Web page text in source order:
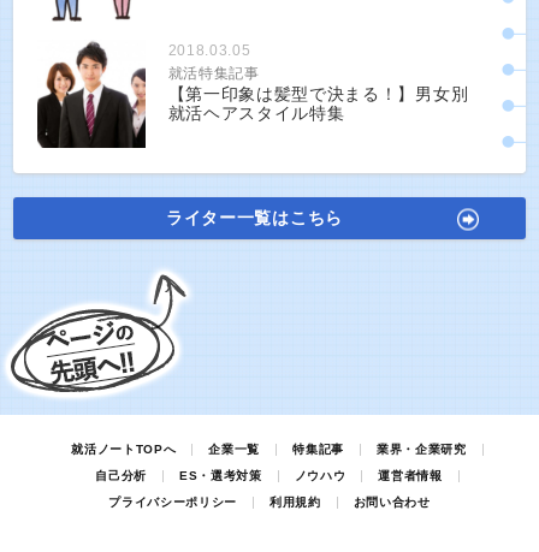
2018.03.05
就活特集記事
【第一印象は髪型で決まる！】男女別
就活ヘアスタイル特集
ライター一覧はこちら
就活ノートTOPへ 企業一覧 特集記事
業界・企業研究
自己分析
ES・選考対策 ノウハウ
運営者情報
プライバシーポリシー
利用規約 お問い合わせ